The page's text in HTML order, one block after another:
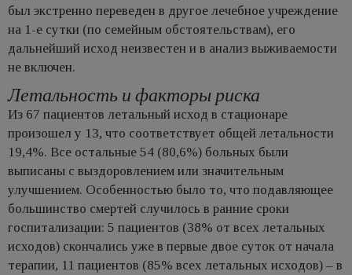
был экстренно переведен в другое лечебное учреждение
на 1-е сутки (по семейным обстоятельствам), его
дальнейший исход неизвестен и в анализ выживаемости
не включен.
Летальность и факторы риска
Из 67 пациентов летальный исход в стационаре
произошел у 13, что соответствует общей летальности
19,4%. Все остальные 54 (80,6%) больных были
выписаны с выздоровлением или значительным
улучшением. Особенностью было то, что подавляющее
большинство смертей случилось в ранние сроки
госпитализации: 5 пациентов (38% от всех летальных
исходов) скончались уже в первые двое суток от начала
терапии, 11 пациентов (85% всех летальных исходов) – в